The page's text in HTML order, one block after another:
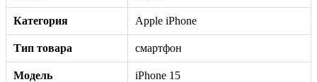
Категория Apple iPhone
Тип товара смартфон
Модель iPhone 15